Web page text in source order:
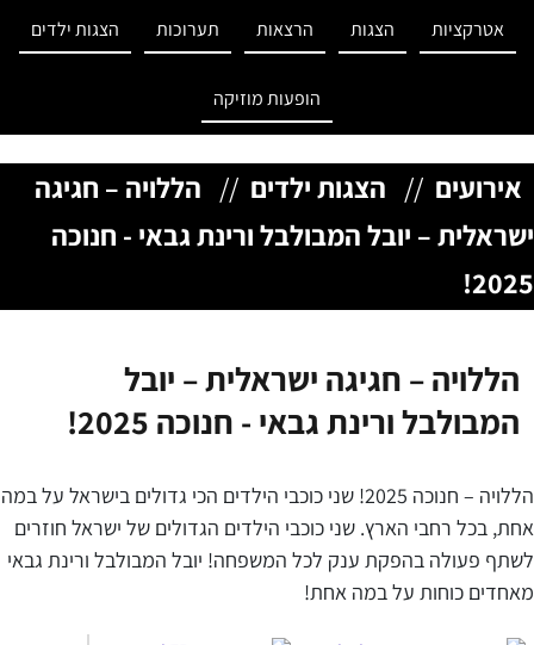
אטרקציות הצגות הרצאות תערוכות הצגות ילדים
הופעות מוזיקה
אירועים // הצגות ילדים // הללויה – חגיגה
ישראלית – יובל המבולבל ורינת גבאי - חנוכה
2025!
הללויה – חגיגה ישראלית – יובל
המבולבל ורינת גבאי - חנוכה 2025!
הללויה – חנוכה 2025! שני כוכבי הילדים הכי גדולים בישראל על במה
אחת, בכל רחבי הארץ. שני כוכבי הילדים הגדולים של ישראל חוזרים
לשתף פעולה בהפקת ענק לכל המשפחה! יובל המבולבל ורינת גבאי
מאחדים כוחות על במה אחת!